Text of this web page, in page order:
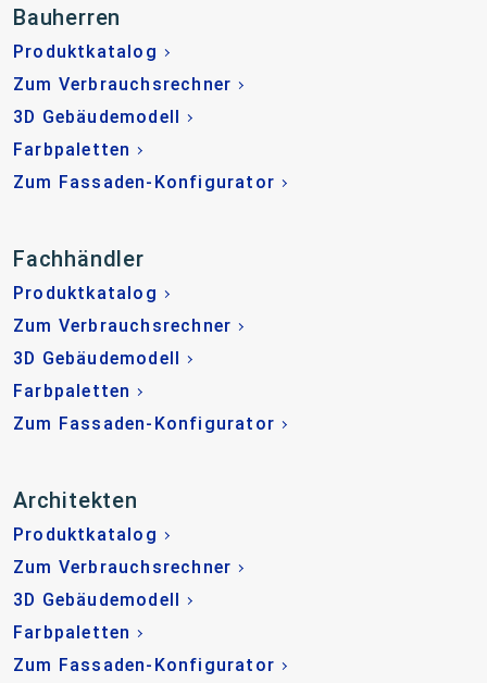
Bauherren
Produktkatalog
Zum Verbrauchsrechner
3D Gebäudemodell
Farbpaletten
Zum Fassaden-Konfigurator
Fachhändler
Produktkatalog
Zum Verbrauchsrechner
3D Gebäudemodell
Farbpaletten
Zum Fassaden-Konfigurator
Architekten
Produktkatalog
Zum Verbrauchsrechner
3D Gebäudemodell
Farbpaletten
Zum Fassaden-Konfigurator